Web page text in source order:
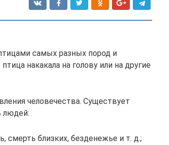
самых разных пород и
накакала на голову или на другие
человечества. Существует
людей:
смерть близких, безденежье и т. д.;